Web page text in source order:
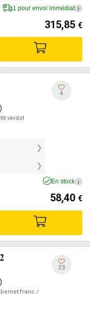
1 pour envoi immédiat i
315,85 €
verdot
4
En stock i
58,40 €
franc /
23